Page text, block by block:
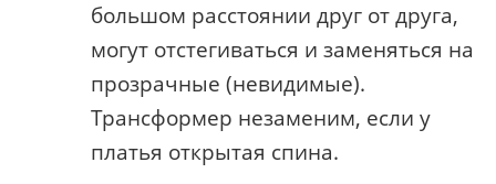
большом расстоянии друг от друга,
могут отстегиваться и заменяться на
прозрачные (невидимые).
Трансформер незаменим, если у
платья открытая спина.